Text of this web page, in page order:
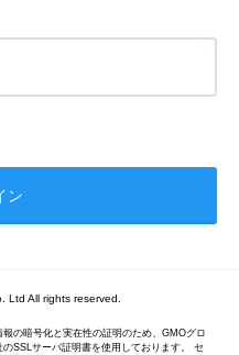
Ltd All rights reserved.
報の暗号化と実在性の証明のため、GMOグロ
SSLサーバ証明書を使用しております。 セ